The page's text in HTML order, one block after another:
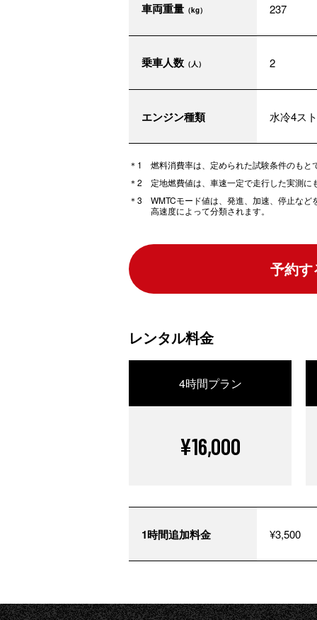
車両重量 （kg） 237
乗車人数 （人） 2
エンジン種類 水冷4ス
燃料消費率は、定められた試験条件のも
定地燃費値は、車速一定で走行した実測に
WMTCモード値は、発進、加速、停止な
高速度によって分類されます。
予約す
レンタル料金
4時間プラン
¥16,000
1時間追加料金 ¥3,500